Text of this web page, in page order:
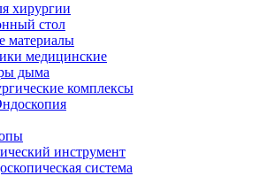
хирургии
стол
материалы
медицинские
дыма
комплексы
инструмент
система